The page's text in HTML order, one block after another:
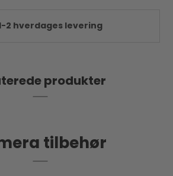
400 osv.
2 hverdages levering
produkter
tilbehør